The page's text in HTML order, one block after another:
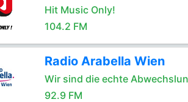
Hit Music Only!
104.2 FM
Radio Arabella Wien
Wir sind die echte
92.9 FM